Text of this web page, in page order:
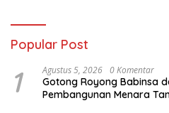
Popular Post
1 Agustus 5, 2026 0 Komentar
Gotong Royong Babinsa
Pembangunan Menara